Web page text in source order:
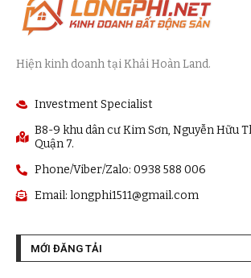
Hiện kinh doanh tại Khải Hoàn Land.
Investment Specialist
B8-9 khu dân cư Kim Sơn, Nguyễn Hữu
Quận 7.
Phone/Viber/Zalo: 0938 588 006
Email: longphi1511@gmail.com
MỚI ĐĂNG TẢI